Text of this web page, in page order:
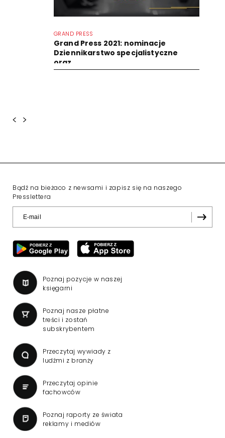
GRAND PRESS
Grand Press 2021: nominacje
Dziennikarstwo specjalistyczne
oraz...
< >
Bądź na bieżaco z newsami i zapisz się na naszego
Presslettera
Poznaj pozycje w naszej
księgarni
Poznaj nasze płatne
treści i zostań
subskrybentem
Przeczytaj wywiady z
ludźmi z branży
Przeczytaj opinie
fachowców
Poznaj raporty ze świata
reklamy i mediów